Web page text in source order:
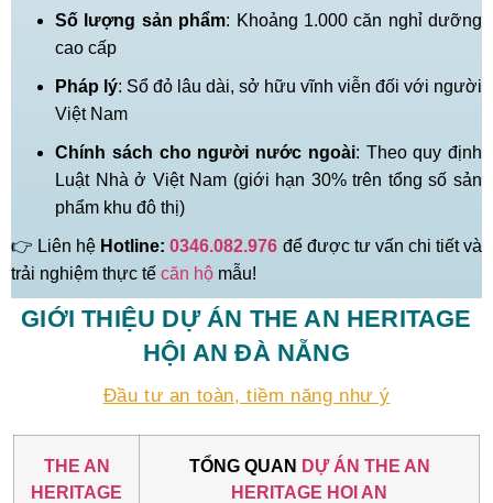
Số lượng sản phẩm: Khoảng 1.000 căn nghỉ dưỡng
cao cấp
Pháp lý: Sổ đỏ lâu dài, sở hữu vĩnh viễn đối với người
Việt Nam
Chính sách cho người nước ngoài: Theo quy định
Luật Nhà ở Việt Nam (giới hạn 30% trên tổng số sản
phẩm khu đô thị)
👉 Liên hệ Hotline:0346.082.976 để được tư vấn chi tiết và
trải nghiệm thực tế căn hộ mẫu!
GIỚI THIỆU DỰ ÁN THE AN HERITAGE
HỘI AN ĐÀ NẴNG
Đầu tư an toàn, tiềm năng như ý
THE AN
HERITAGE
TỔNG QUAN DỰ ÁN THE AN
HERITAGE HOI AN